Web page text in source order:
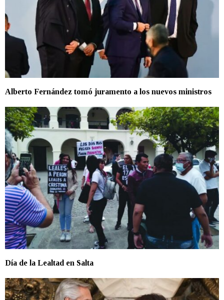
Alberto Fernández tomó juramento a los nuevos ministros
Día de la Lealtad en Salta